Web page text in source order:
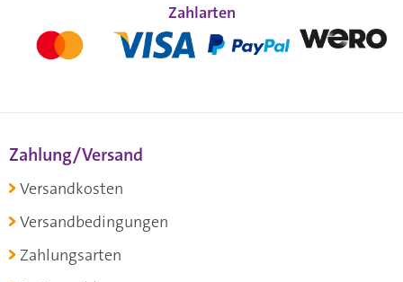
Zahlarten
Zahlung/Versand
Versandkosten
Versandbedingungen
Zahlungsarten